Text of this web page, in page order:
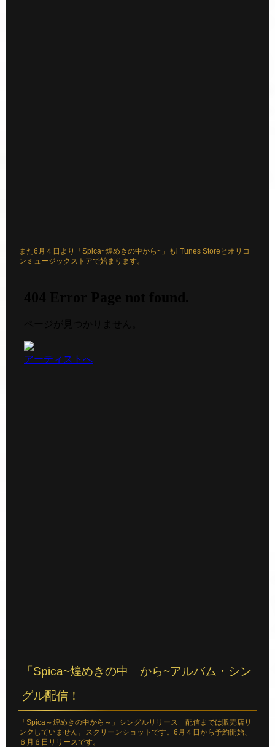
また6月４日より「Spica~煌めきの中から~」もi Tunes Storeとオリコ
ンミュージックストアで始まります。
「Spica~煌めきの中」から~アルバム・シン
グル配信！
「Spica～煌めきの中から～」シングルリリース 配信までは販売店リ
ンクしていません。スクリーンショットです。6月４日から予約開始、
６月６日リリースです。